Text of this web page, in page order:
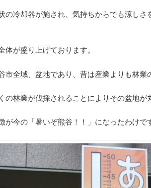
の冷却器が施され、気持ちからでも涼しさ
体が盛り上げております。
市全域、盆地であり、昔は産業よりも林業
の林業が伐採されることによりその盆地が
が今の「暑いぞ熊谷！！」になったわけで